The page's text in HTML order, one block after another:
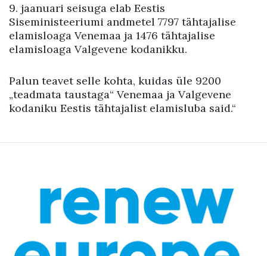
9. jaanuari seisuga elab Eestis
Siseministeeriumi andmetel 7797 tähtajalise
elamisloaga Venemaa ja 1476 tähtajalise
elamisloaga Valgevene kodanikku.
Palun teavet selle kohta, kuidas üle 9200
„teadmata taustaga“ Venemaa ja Valgevene
kodaniku Eestis tähtajalist elamisluba said.“